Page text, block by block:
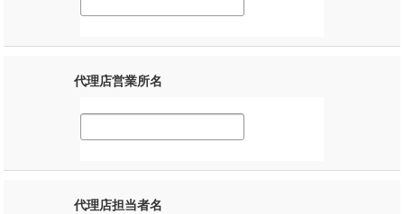
代理店営業所名
代理店担当者名